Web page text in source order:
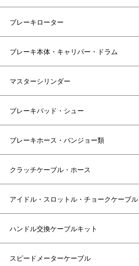
ブレーキローター
ブレーキ本体・キャリパー・ドラム
マスターシリンダー
ブレーキパッド・シュー
ブレーキホース・バンジョー類
クラッチケーブル・ホース
アイドル・スロットル・チョークケーブル
ハンドル交換ケーブルキット
スピードメーターケーブル